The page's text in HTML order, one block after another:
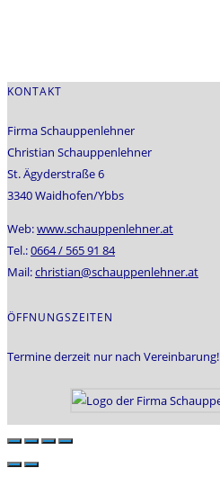
KONTAKT
Firma Schauppenlehner
Christian Schauppenlehner
St. Ägyderstraße 6
3340 Waidhofen/Ybbs
Web:www.schauppenlehner.at
Tel.:0664 / 565 91 84
Mail:christian@schauppenlehner.at
ÖFFNUNGSZEITEN
Termine derzeit nur nach Vereinbarung!